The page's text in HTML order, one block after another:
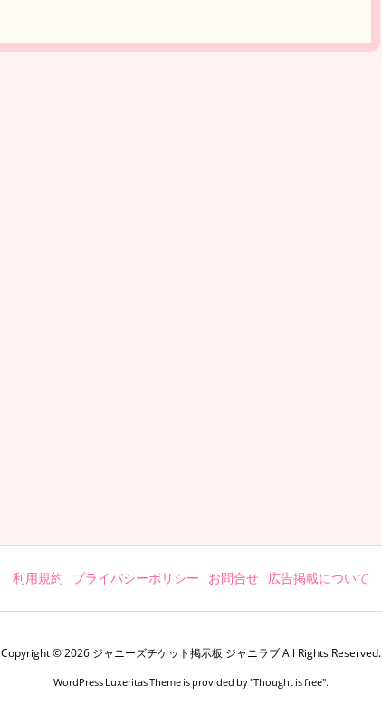
利用規約 プライバシーポリシー お問合せ 広告掲載について
Copyright ©2026 ジャニーズチケット掲示板 ジャニラブAll Rights Reserved.
WordPress Luxeritas Theme is provided by "Thought is free".